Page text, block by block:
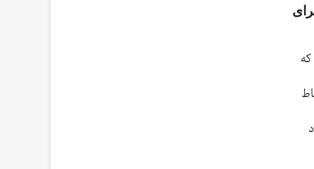
که